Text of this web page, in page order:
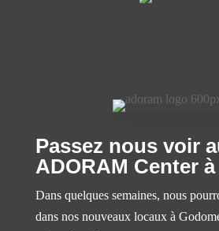
Passez nous voir
ADORAM Center
Dans quelques semaines, nous
dans nos nouveaux locaux à